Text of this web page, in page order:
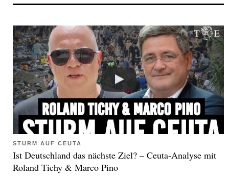
STURM AUF CEUTA
Ist Deutschland das nächste Ziel? – Ceuta-Analyse mit
Roland Tichy & Marco Pino